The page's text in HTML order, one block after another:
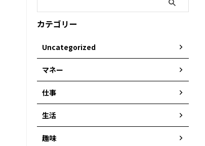
カテゴリー
Uncategorized
マネー
仕事
生活
趣味